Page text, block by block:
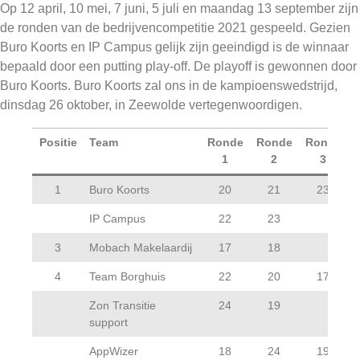
Op 12 april, 10 mei, 7 juni, 5 juli en maandag 13 september zijn
de ronden van de bedrijvencompetitie 2021 gespeeld. Gezien
Buro Koorts en IP Campus gelijk zijn geeindigd is de winnaar
bepaald door een putting play-off. De playoff is gewonnen door
Buro Koorts. Buro Koorts zal ons in de kampioenswedstrijd,
dinsdag 26 oktober, in Zeewolde vertegenwoordigen.
Positie Team
Ronde
1
Ronde
2
Ronde
3
1 Buro Koorts 20 21 23
IP Campus 22 23
3 Mobach Makelaardij 17 18
4 Team Borghuis 22 20 17
Zon Transitie
support
24 19
AppWizer 18 24 19